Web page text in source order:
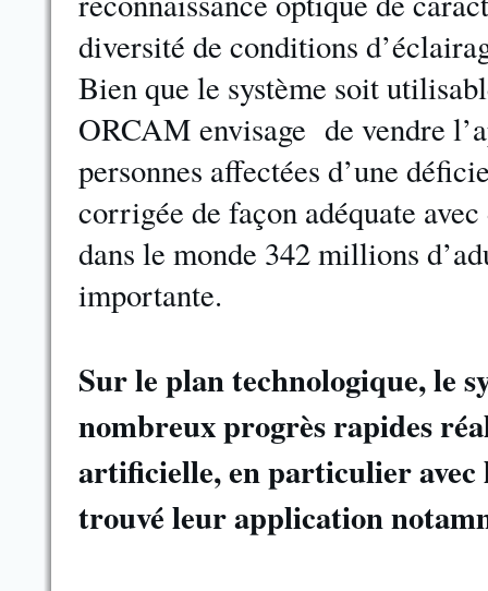
diversité de conditions
Bien que le système soit
ORCAM envisage de vendre
personnes affectées d’une
corrigée de façon adéquate
dans le monde 342 millions
importante.
Sur le plan technologique, le
nombreux progrès rapides
artificielle, en particulier avec
trouvé leur application